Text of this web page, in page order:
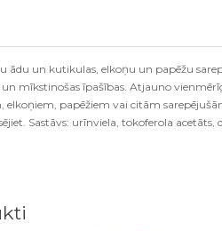
ādu un kutikulas, elkoņu un papēžu
mīkstinošas īpašības. Atjauno
papēžiem vai citām
Sastāvs: urīnviela, tokoferola acetāts,